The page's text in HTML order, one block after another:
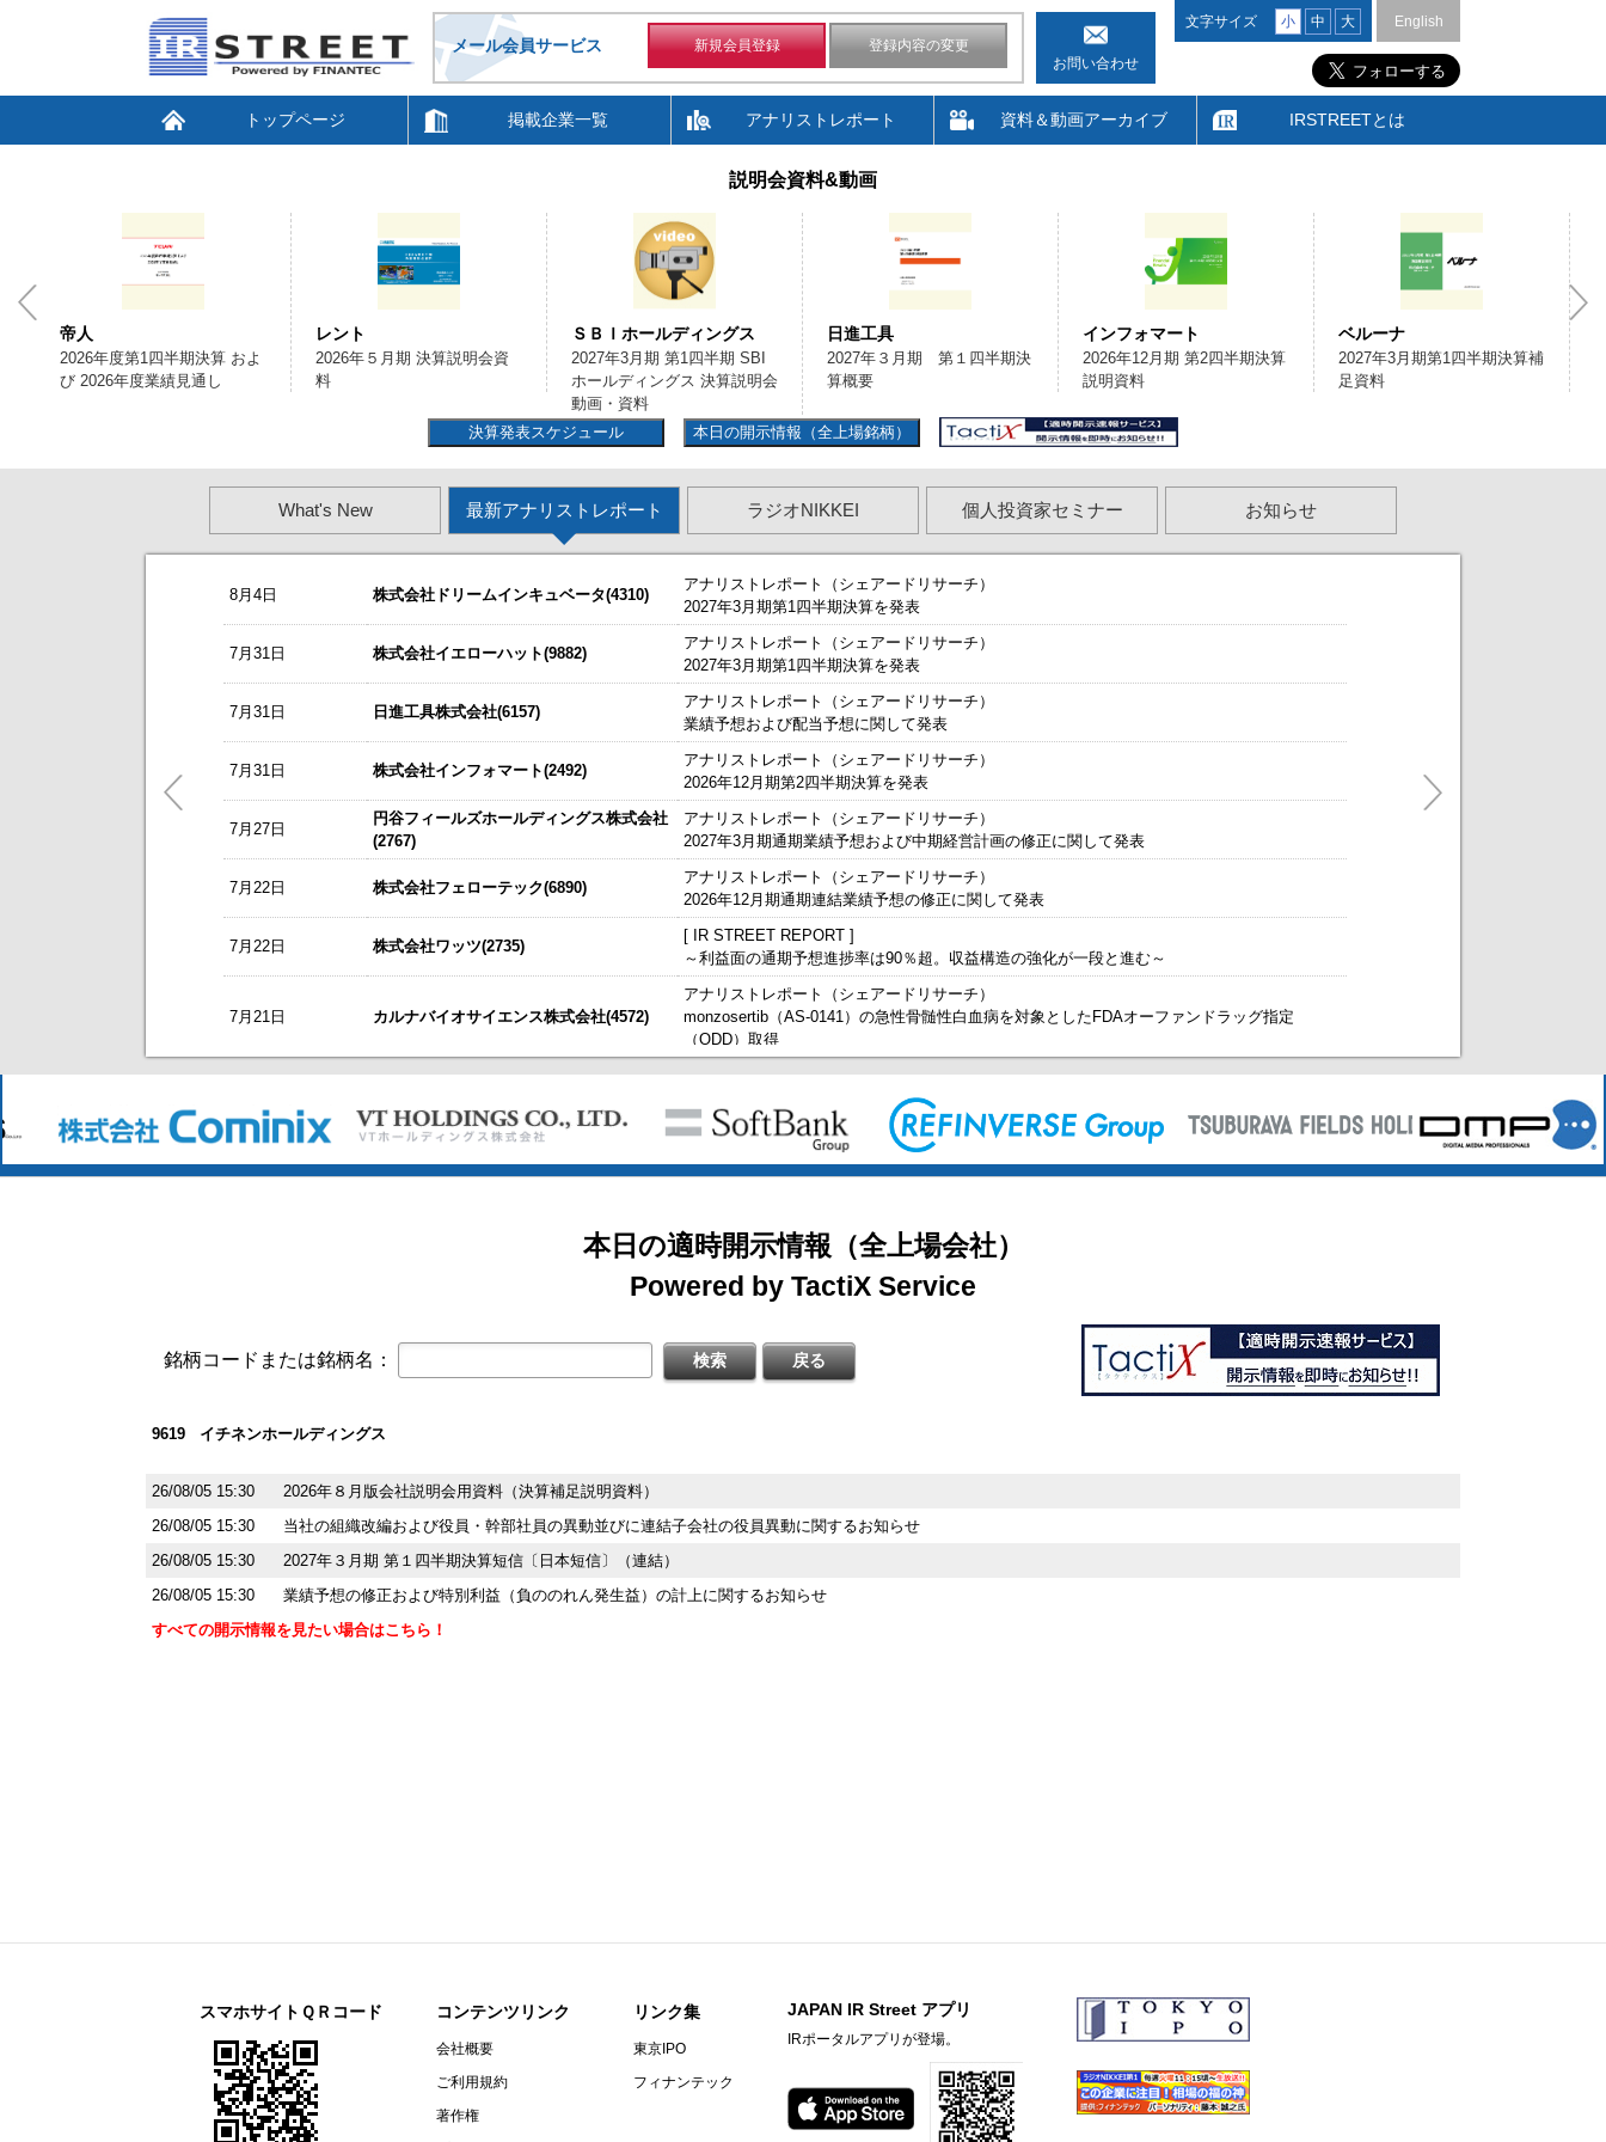
メール会員サービス 新規会員登録
登録内容の変更
お問い合わせ
文字サイズ 小 中 大 English
トップページ 掲載企業一覧 アナリストレポート 資料＆動画アーカイブ IRSTREETとは
説明会資料&動画
帝人
2026年度第1四半期決算 およ
び 2026年度業績見通し
レント
2026年５月期 決算説明会資
料
ＳＢＩホールディングス
2027年3月期 第1四半期 SBI
ホールディングス 決算説明会
動画・資料
日進工具
2027年３月期 第１四半期決
算概要
インフォマート
2026年12月期 第2四半期決算
説明資料
ベルーナ
2027年3月期第1四半期決算補
足資料
決算発表スケジュール 本日の開示情報（全上場銘柄）
What's New 最新アナリストレポート ラジオNIKKEI 個人投資家セミナー お知らせ
2026/08/06 NEW
2026年8月5日(水)放映 日経CNBC「MARKET COMPASS」内「直撃IR」に出演しました（リンク期間：2027年8月5日まで）
オムニ・プラス・システム(7699)
2026年定時株主総会招集通知及び株主総会参考書類（全文版）
2026/08/05 NEW
三栄コーポレーション(8119) 今すぐ登録
コーユーレンティアとサムコ、独自構造の「移動式柵」で実用新案取得～現場の安全性向上と作業効率化を実現する独自構造を開発～
譲渡制限付株式報酬としての自己株式の処分の払込完了に関するお知らせ
譲渡制限付株式報酬としての自己株式の処分の払込完了に関するお知らせ
2027年３月期第１四半期決算短信〔日本基準〕(連結)
譲渡制限付株式報酬としての自己株式の処分の払込完了に関するお知らせ
フェローテック(6890)
サンマルクホールディングス(3395)
株主優待制度の拡充ならびに株主優待における対象条件変更（継続保有要件の追加）に関するお知らせ
BCC(7376)
今すぐ登録
インテージホールディングス(4326)
2026年６月期決算短信〔日本基準〕(連結)
配当方針の変更に関するお知らせ
特別損失（減損損失）および営業外費用（貸倒引当金繰入額）の計上ならびに通期業績予想と実績値との差異に関するお知らせ
役員の異動ならびに組織変更および人事異動に関するお知らせ
2027年３月期 第１四半期決算補足説明資料
エプコ(2311)
今すぐ登録
第27回経営計画説明会(2026年12月期第２四半期決算)のお知らせ
トップカルチャー(7640)
2026年10月期7月度月次売上動向
ザ・パック(3950)
8月4日 株式会社ドリームインキュベータ(4310)
アナリストレポート（シェアードリサーチ）
2027年3月期第1四半期決算を発表
7月31日 株式会社イエローハット(9882)
アナリストレポート（シェアードリサーチ）
2027年3月期第1四半期決算を発表
7月31日 日進工具株式会社(6157)
アナリストレポート（シェアードリサーチ）
業績予想および配当予想に関して発表
7月31日 株式会社インフォマート(2492)
アナリストレポート（シェアードリサーチ）
2026年12月期第2四半期決算を発表
7月27日
円谷フィールズホールディングス株式会社
(2767)
アナリストレポート（シェアードリサーチ）
2027年3月期通期業績予想および中期経営計画の修正に関して発表
7月22日 株式会社フェローテック(6890)
アナリストレポート（シェアードリサーチ）
2026年12月期通期連結業績予想の修正に関して発表
7月22日 株式会社ワッツ(2735)
[ IR STREET REPORT ]
～利益面の通期予想進捗率は90％超。収益構造の強化が一段と進む～
7月21日 カルナバイオサイエンス株式会社(4572)
アナリストレポート（シェアードリサーチ）
monzosertib（AS-0141）の急性骨髄性白血病を対象としたFDAオーファンドラッグ指定
（ODD）取得
これまで開催した、個人投資家向けIRセミナーやオンラインIRセミナーの内容を動画にてご覧いただけます。
今後のスケジュールにつきましては、こちらよりご確認ください。
お知らせ
8/3カバー(5253)の掲載を開始いたしました。
8/3日本テクノ・ラボ(3849)の掲載を開始いたしました。
5/21 梅の花グループ(7604)の掲載を開始いたしました。 今すぐ登録
～ 戦略的グローバルＩＲのご案内 ～
【ニュースリリース】「WEB海外IRサービス」提供開始！ ～海外機関投資家とのWEBスモールミーティングをアレンジします！～
【ご提案書】戦略的グローバルＩＲのご提案
新規掲載企業
カバー（5253：グロース）
掲載開始日：7/1
ゴルフ・ドゥ（3032：ネクスト）
掲載開始日：5/21
梅の花グループ（7604：スタンダード）
本日の適時開示情報（全上場会社）
Powered by TactiX Service
銘柄コードまたは銘柄名：
9619 イチネンホールディングス
26/08/05 15:30
2026年８月版会社説明会用資料（決算補足説明資料）
26/08/05 15:30
当社の組織改編および役員・幹部社員の異動並びに連結子会社の役員異動に関するお知らせ
26/08/05 15:30
2027年３月期 第１四半期決算短信〔日本短信〕（連結）
26/08/05 15:30
業績予想の修正および特別利益（負ののれん発生益）の計上に関するお知らせ
すべての開示情報を見たい場合はこちら！
スマホサイトＱＲコード コンテンツリンク
会社概要
ご利用規約
著作権
リンク集
東京IPO
フィナンテック
JAPAN IR Street アプリ
IRポータルアプリが登場。